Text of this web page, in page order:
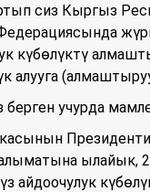
сиз Кыргыз
күбөлүктү
алууга
берген учурда
ылайык,
айдоочулук